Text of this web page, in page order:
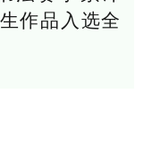
作品入选全